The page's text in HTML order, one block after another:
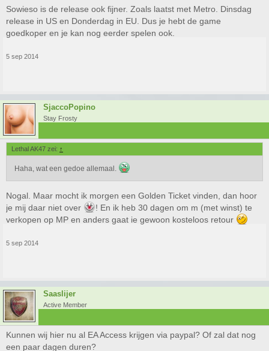
Sowieso is de release ook fijner. Zoals laatst met Metro. Dinsdag
release in US en Donderdag in EU. Dus je hebt de game
goedkoper en je kan nog eerder spelen ook.
5 sep 2014
SjaccoPopino
Stay Frosty
Lethal AK47 zei: ↑
Haha, wat een gedoe allemaal.
Nogal. Maar mocht ik morgen een Golden Ticket vinden, dan hoor
je mij daar niet over
! En ik heb 30 dagen om m (met winst) te
verkopen op MP en anders gaat ie gewoon kosteloos retour
5 sep 2014
Saaslijer
Active Member
Kunnen wij hier nu al EA Access krijgen via paypal? Of zal dat nog
een paar dagen duren?